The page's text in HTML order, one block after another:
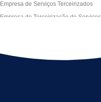
Empresa de Serviços Terceirizados
Empresa de Terceirização de
Serviço de Limpeza Empresarial